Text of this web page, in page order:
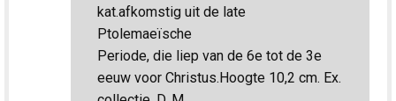
kat.afkomstig uit de late
Ptolemaeïsche
Periode, die liep van de 6e tot de 3e
eeuw voor Christus.Hoogte 10,2 cm. Ex.